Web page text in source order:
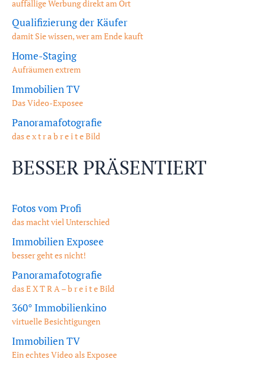
auffällige Werbung direkt am Ort
Qualifizierung der Käufer
damit Sie wissen, wer am Ende kauft
Home-Staging
Aufräumen extrem
Immobilien TV
Das Video-Exposee
Panoramafotografie
das e x t r a b r e i t e Bild
BESSER PRÄSENTIERT
Fotos vom Profi
das macht viel Unterschied
Immobilien Exposee
besser geht es nicht!
Panoramafotografie
das E X T R A – b r e i t e Bild
360° Immobilienkino
virtuelle Besichtigungen
Immobilien TV
Ein echtes Video als Exposee